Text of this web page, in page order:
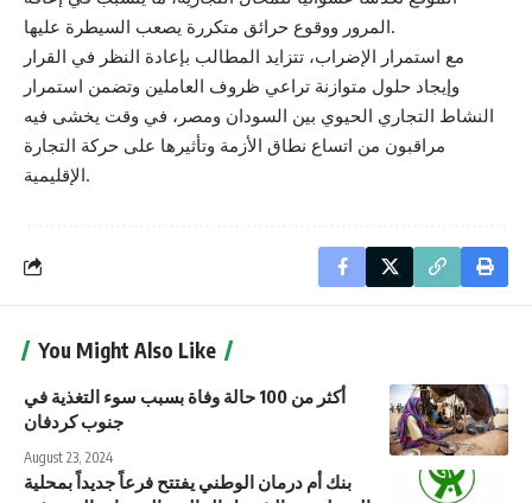
المرور ووقوع حرائق متكررة يصعب السيطرة عليها.
مع استمرار الإضراب، تتزايد المطالب بإعادة النظر في القرار
وإيجاد حلول متوازنة تراعي ظروف العاملين وتضمن استمرار
النشاط التجاري الحيوي بين السودان ومصر، في وقت يخشى فيه
مراقبون من اتساع نطاق الأزمة وتأثيرها على حركة التجارة
الإقليمية.
You Might Also Like
أكثر من 100 حالة وفاة بسبب سوء التغذية في
جنوب كردفان
August 23, 2024
بنك أم درمان الوطني يفتتح فرعاً جديداً بمحلية